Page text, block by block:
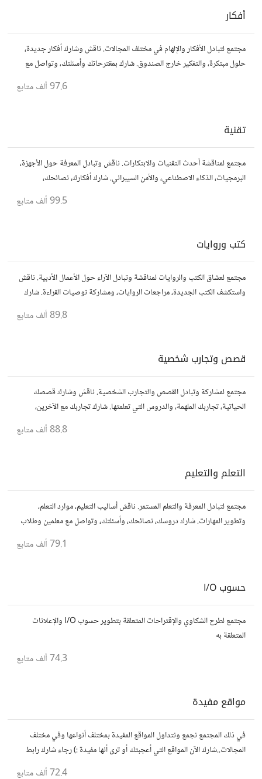
أفكار
مجتمع لتبادل الأفكار والإلهام في مختلف المجالات. ناقش وشارك أفكار جديدة،
حلول مبتكرة، والتفكير خارج الصندوق. شارك بمقترحاتك وأسئلتك، وتواصل مع
97.6 ألف متابع
تقنية
مجتمع لمناقشة أحدث التقنيات والابتكارات. ناقش وتبادل المعرفة حول الأجهزة،
البرمجيات، الذكاء الاصطناعي، والأمن السيبراني. شارك أفكارك، نصائحك،
99.5 ألف متابع
كتب وروايات
مجتمع لعشاق الكتب والروايات لمناقشة وتبادل الآراء حول الأعمال الأدبية. ناقش
واستكشف الكتب الجديدة، مراجعات الروايات، ومشاركة توصيات القراءة. شارك
89.8 ألف متابع
قصص وتجارب شخصية
مجتمع لمشاركة وتبادل القصص والتجارب الشخصية. ناقش وشارك قصصك
الحياتية، تجاربك الملهمة، والدروس التي تعلمتها. شارك تجاربك مع الآخرين،
88.8 ألف متابع
التعلم والتعليم
مجتمع لتبادل المعرفة والتعلم المستمر. ناقش أساليب التعليم، موارد التعلم،
وتطوير المهارات. شارك دروسك، نصائحك، وأسئلتك، وتواصل مع معلمين وطلاب
79.1 ألف متابع
حسوب I/O
مجتمع لطرح الشكاوي والإقتراحات المتعلقة بتطوير حسوب I/O والإعلانات
المتعلقة به
74.3 ألف متابع
مواقع مفيدة
في ذلك المجتمع نجمع ونتداول المواقع المفيدة بمختلف أنواعها وفي مختلف
المجالات..شارك الآن المواقع التي أعجبتك أو ترى أنها مفيدة :) رجاء شارك رابط
72.4 ألف متابع